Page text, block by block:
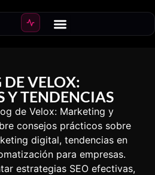
DE VELOX:
Y TENDENCIAS
de Velox: Marketing y
consejos prácticos sobre
digital, tendencias en
para empresas.
estrategias SEO efectivas,